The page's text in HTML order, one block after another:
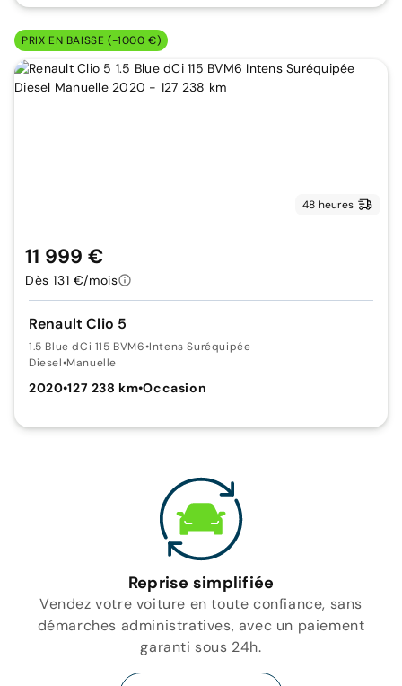
PRIX EN BAISSE (-1000 €)
48 heures
Renault Clio 5
1.5 Blue dCi 115 BVM6•Intens Suréquipée
Diesel•Manuelle
2020•127 238 km•Occasion
11 999 €
Dès 131 €/mois
Reprise simplifiée
Vendez votre voiture en toute confiance, sans
démarches administratives, avec un paiement
garanti sous 24h.